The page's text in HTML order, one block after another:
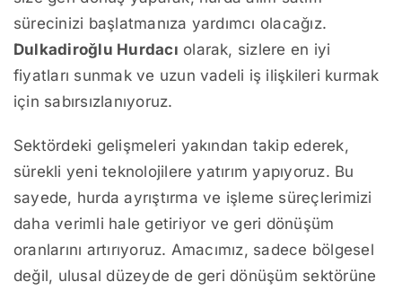
sürecinizi başlatmanıza yardımcı olacağız.
Dulkadiroğlu Hurdacı olarak, sizlere en iyi
fiyatları sunmak ve uzun vadeli iş ilişkileri kurmak
için sabırsızlanıyoruz.
Sektördeki gelişmeleri yakından takip ederek,
sürekli yeni teknolojilere yatırım yapıyoruz. Bu
sayede, hurda ayrıştırma ve işleme süreçlerimizi
daha verimli hale getiriyor ve geri dönüşüm
oranlarını artırıyoruz. Amacımız, sadece bölgesel
değil, ulusal düzeyde de geri dönüşüm sektörüne